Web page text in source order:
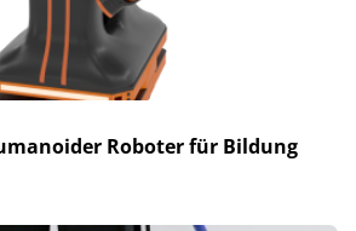
Roboter für Bildung